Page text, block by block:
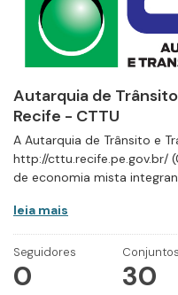
Autarquia de
Recife - CTTU
A Autarquia de Trânsito e
http://cttu.recife.pe.gov.br/
de economia mista
leia mais
Seguidores
0 30